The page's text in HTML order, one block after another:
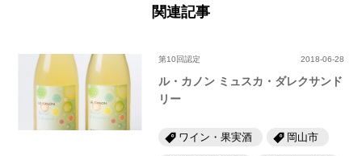
関連記事
第10回認定 2018-06-28
ル・カノン ミュスカ・ダレクサンド
リー
ワイン・果実酒 岡山市